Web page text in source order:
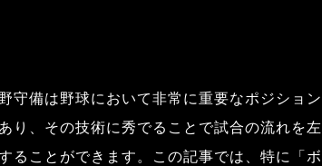
守備は野球において非常に重要なポジション
り、その技術に秀でることで試合の流れを左
ることができます。この記事では、特に「ボ